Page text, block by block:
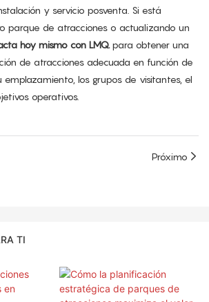
y servicio posventa. Si está
parque de atracciones o actualizando un
hoy mismo con LMQ. para obtener una
de atracciones adecuada en función de
emplazamiento, los grupos de visitantes, el
operativos.
Próximo
TI